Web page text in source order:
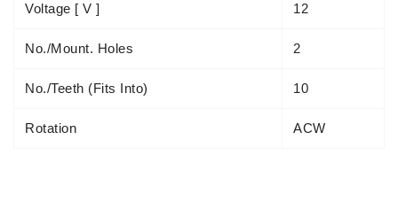
Voltage [ V ] 12
No./mount. Holes 2
No./teeth (fits Into) 10
Rotation ACW